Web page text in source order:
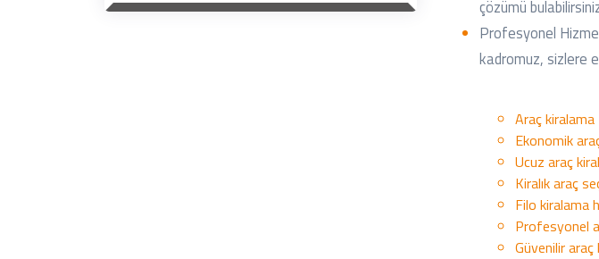
çözümü
Profesyonel
kadromuz, sizlere
Araç kiralama
Ekonomik
Ucuz araç
Kiralık araç
Filo kiralama
Profesyonel
Güvenilir araç